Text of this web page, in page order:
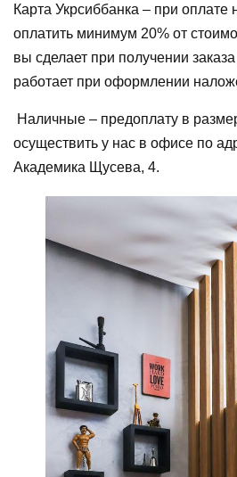
Карта Укрсиббанка – при оплате
оплатить минимум 20% от
вы сделает при получении
работает при оформлении
Наличные – предоплату в
осуществить у нас в офисе по
Академика Щусева, 4.